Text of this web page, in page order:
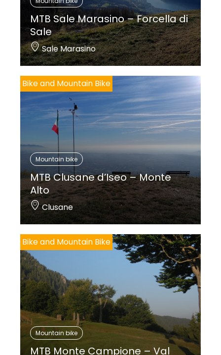
MTB Sale Marasino – Forcella di
Sale
Sale Marasino
Bike and Mountain Bike
Mountain bike
MTB Clusane d’Iseo – Monte
Alto
Clusane
Bike and Mountain Bike
Mountain bike
MTB Monte Campione – Val